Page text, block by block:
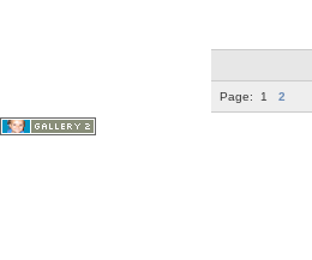
Page: 1 2